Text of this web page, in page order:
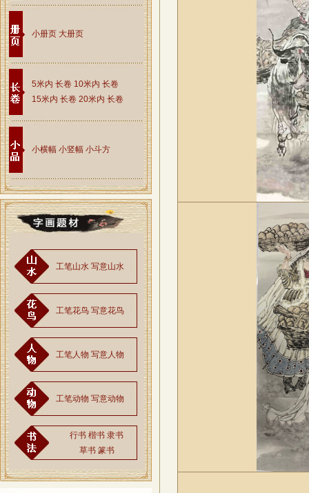
小册页 大册页
5米内 长卷 10米内 长卷
15米内 长卷 20米内 长卷
小横幅 小竖幅 小斗方
工笔山水 写意山水
工笔花鸟 写意花鸟
工笔人物 写意人物
工笔动物 写意动物
行书 楷书 隶书
草书 篆书